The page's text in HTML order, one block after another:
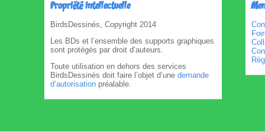
Propriété intellectuelle
BirdsDessinés, Copyright 2014
Les BDs et l’ensemble des supports graphiques
sont protégés par droit d’auteurs.
Toute utilisation en dehors des services
BirdsDessinés doit faire l’objet d’une demande
d’autorisation préalable.